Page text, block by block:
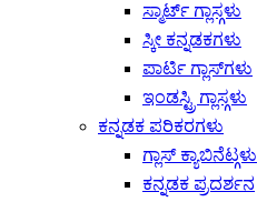
ಸ್ಮಾರ್ಟ್ ಗ್ಲಾಸ್ಗಳು
ಸ್ಕೀ ಕನ್ನಡಕಗಳು
ಪಾರ್ಟಿ ಗ್ಲಾಸ್‌ಗಳು
ಇಂಡಸ್ಟ್ರಿ ಗ್ಲಾಸ್ಗಳು
ಕನ್ನಡಕ ಪರಿಕರಗಳು
ಗ್ಲಾಸ್ ಕ್ಯಾಬಿನೆಟ್ಗಳು
ಕನ್ನಡಕ ಪ್ರದರ್ಶನ